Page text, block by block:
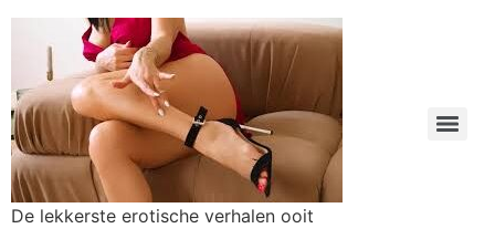
De lekkerste erotische verhalen ooit